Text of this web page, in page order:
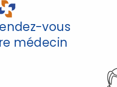
vous
médecin